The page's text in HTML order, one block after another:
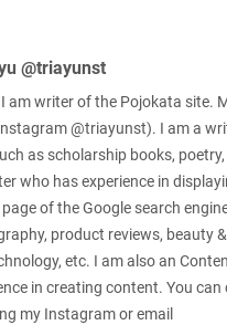
@triayunst
I am writer of the Pojokata site.
@triayunst). I am a
as scholarship books,
who has experience in
of the Google search
product reviews, beauty
etc. I am also an
in creating content. You
my Instagram or email